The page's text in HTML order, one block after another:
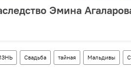
Эмина
Свадьба тайная Мальдивы